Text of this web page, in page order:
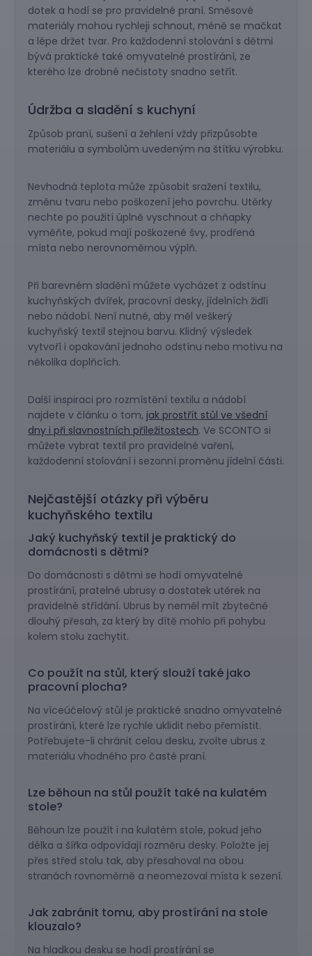
dotek a hodí se pro pravidelné praní. Směsové
materiály mohou rychleji schnout, méně se mačkat
a lépe držet tvar. Pro každodenní stolování s dětmi
bývá praktické také omyvatelné prostírání, ze
kterého lze drobné nečistoty snadno setřít.
Údržba a sladění s kuchyní
Způsob praní, sušení a žehlení vždy přizpůsobte
materiálu a symbolům uvedeným na štítku výrobku.
Nevhodná teplota může způsobit sražení textilu,
změnu tvaru nebo poškození jeho povrchu. Utěrky
nechte po použití úplně vyschnout a chňapky
vyměňte, pokud mají poškozené švy, prodřená
místa nebo nerovnoměrnou výplň.
Při barevném sladění můžete vycházet z odstínu
kuchyňských dvířek, pracovní desky, jídelních židlí
nebo nádobí. Není nutné, aby měl veškerý
kuchyňský textil stejnou barvu. Klidný výsledek
vytvoří i opakování jednoho odstínu nebo motivu na
několika doplňcích.
Další inspiraci pro rozmístění textilu a nádobí
najdete v článku o tom, jak prostřít stůl ve všední
dny i při slavnostních příležitostech. Ve SCONTO si
můžete vybrat textil pro pravidelné vaření,
každodenní stolování i sezonní proměnu jídelní části.
Nejčastější otázky při výběru
kuchyňského textilu
Jaký kuchyňský textil je praktický do
domácnosti s dětmi?
Do domácnosti s dětmi se hodí omyvatelné
prostírání, pratelné ubrusy a dostatek utěrek na
pravidelné střídání. Ubrus by neměl mít zbytečně
dlouhý přesah, za který by dítě mohlo při pohybu
kolem stolu zachytit.
Co použít na stůl, který slouží také jako
pracovní plocha?
Na víceúčelový stůl je praktické snadno omyvatelné
prostírání, které lze rychle uklidit nebo přemístit.
Potřebujete-li chránit celou desku, zvolte ubrus z
materiálu vhodného pro časté praní.
Lze běhoun na stůl použít také na kulatém
stole?
Běhoun lze použít i na kulatém stole, pokud jeho
délka a šířka odpovídají rozměru desky. Položte jej
přes střed stolu tak, aby přesahoval na obou
stranách rovnoměrně a neomezoval místa k sezení.
Jak zabránit tomu, aby prostírání na stole
klouzalo?
Na hladkou desku se hodí prostírání se